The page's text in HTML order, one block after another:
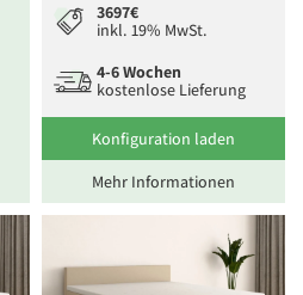
3697€
inkl. 19% MwSt.
4-6 Wochen
kostenlose Lieferung
Konfiguration laden
Mehr Informationen